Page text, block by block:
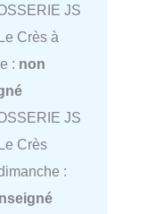
JS
Crès à
: non
JS
Crès
: